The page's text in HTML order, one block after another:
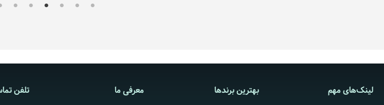
لینک‌های مهم بهترین برندها معرفی ما تلفن